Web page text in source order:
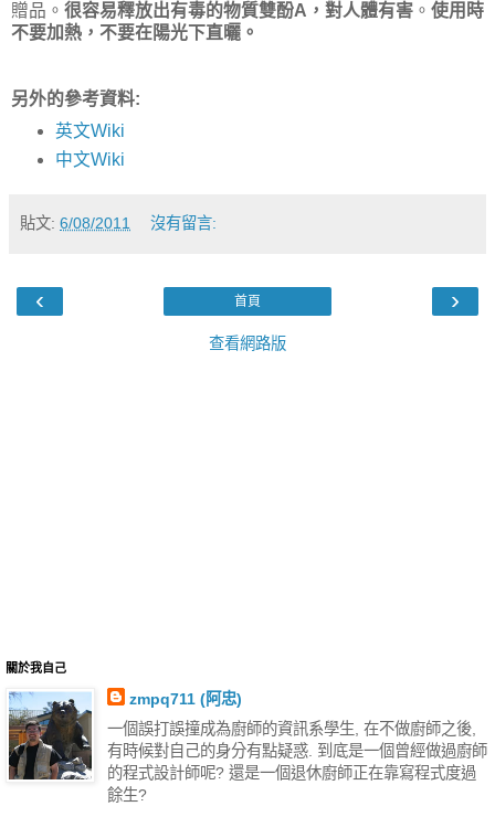
贈品。 很容易釋放出有毒的物質雙酚A ，對人體有害 。 使用時
不要加熱，不要在陽光下直曬。
另外的參考資料:
英文Wiki
中文Wiki
貼文: 6/08/2011 沒有留言:
‹ ›
首頁
查看網路版
關於我自己
zmpq711 (阿忠)
一個誤打誤撞成為廚師的資訊系學生, 在不做廚師之後,
有時候對自己的身分有點疑惑. 到底是一個曾經做過廚師
的程式設計師呢? 還是一個退休廚師正在靠寫程式度過
餘生?